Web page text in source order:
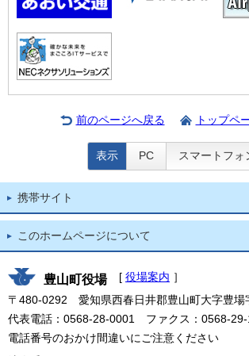
前のページへ戻る トップペ
表示 PC スマートフォ
携帯サイト
このホームページについて
豊山町役場 [ 役場案内 ］
〒480-0292 愛知県西春日井郡豊山町大字豊場
代表電話：0568-28-0001 ファクス：0568-29-
電話番号のおかけ間違いにご注意ください